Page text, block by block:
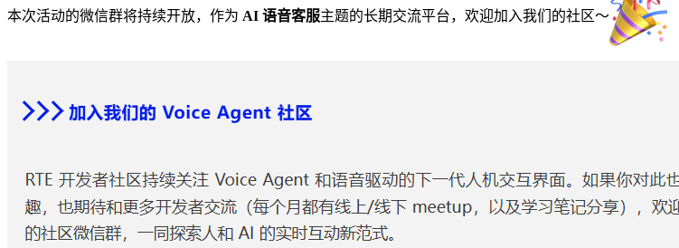
本次活动的微信群将持续开放，作为 AI 语音客服主题的长期交流平台，欢迎加入我们的社区～